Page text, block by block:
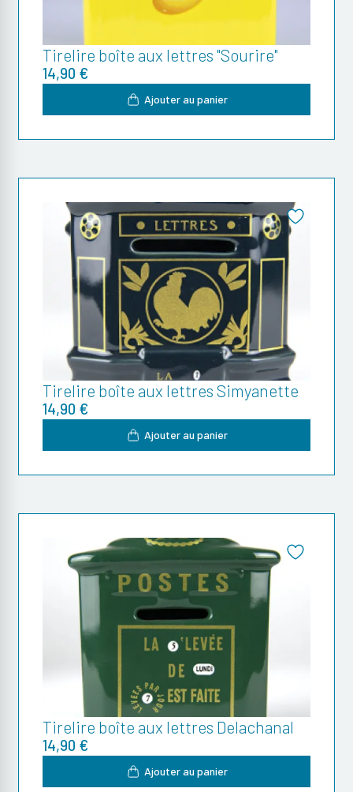
Tirelire boîte aux lettres "Sourire"
14,90 €
Ajouter au panier
Tirelire boîte aux lettres Simyanette
14,90 €
Ajouter au panier
Tirelire boîte aux lettres Delachanal
14,90 €
Ajouter au panier